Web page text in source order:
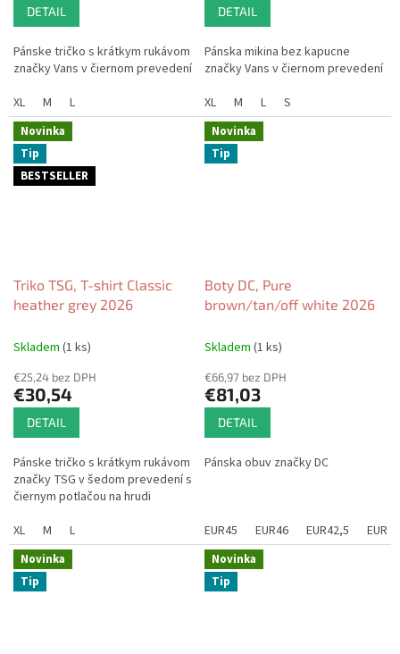
DETAIL
Pánske tričko s krátkym rukávom
značky Vans v čiernom prevedení
XL
M L
DETAIL
Pánska mikina bez kapucne
značky Vans v čiernom prevedení
XL
M L S
Novinka
Tip
BESTSELLER
Triko TSG, T-shirt Classic
heather grey 2026
Skladem (1 ks)
€25,24 bez DPH
€30,54
DETAIL
Pánske tričko s krátkym rukávom
značky TSG v šedom prevedení s
čiernym potlačou na hrudi
XL
M L
Novinka
Tip
Boty DC, Pure
brown/tan/off white 2026
Skladem (1 ks)
€66,97 bez DPH
€81,03
DETAIL
Pánska obuv značky DC
EUR45 EUR46 EUR42,5 EUR44
Novinka
Tip
Novinka
Tip